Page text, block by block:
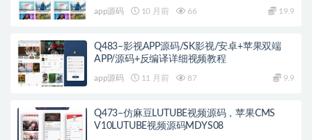
app源码 10 月前 66 19.9
Q483–影视APP源码/SK影视/安卓+苹果双端
APP/源码+反编译详细视频教程
app源码 11 月前 87 9.9
Q473–仿麻豆LUTUBE视频源码，苹果CMS
V10LUTUBE视频源码MDYS08